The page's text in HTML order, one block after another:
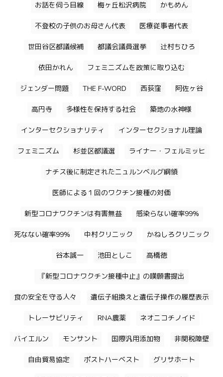
お話を伺う目線 梅ヶ丘松沢病院 かもめん
不登校の子供のお母さん代表 医療従事者代表
世田谷区都議候補 都議会議員選挙 辻村ちひろ
依田かれん フェミニズムを政策に取り込む
ジェンダー問題 THE F-WORD 西荻窪 阿佐ヶ谷
高円寺 多様性を保持する社会 築地の水神様
インターセクショナリティ インターセクショナル理論
フェミニズム 杉並区都議選 ライナー・フェルミッヒ
ナチス後に制定されたニュルンベルグ綱領
医師による１回のワクチン接種の対価
新型コロナワクチンは有害無益 感染らない確率99%
死なない確率99% 中村クリニック かねしろクリニック
谷本誠一 池田としこ 高橋徳
『新型コロナワクチン接種中止』の嘆願書提出
食の安全を守る人々 遺伝子組換えと遺伝子操作の履歴表示
トレーサビリティ RNA農薬 ネオニコチノイド
バイエルン モンサント 国際汎用添加物 非関税障壁
自由貿易協定 ポストハーベスト グリサホート